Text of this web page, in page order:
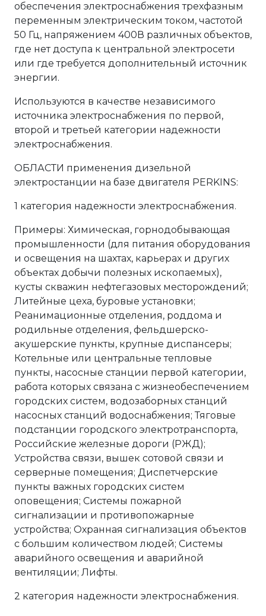
обеспечения электроснабжения трехфазным
переменным электрическим током, частотой
50 Гц, напряжением 400В различных объектов,
где нет доступа к центральной электросети
или где требуется дополнительный источник
энергии.
Используются в качестве независимого
источника электроснабжения по первой,
второй и третьей категории надежности
электроснабжения.
ОБЛАСТИ применения дизельной
электростанции на базе двигателя PERKINS:
1 категория надежности электроснабжения.
Примеры: Химическая, горнодобывающая
промышленности (для питания оборудования
и освещения на шахтах, карьерах и других
объектах добычи полезных ископаемых),
кусты скважин нефтегазовых месторождений;
Литейные цеха, буровые установки;
Реанимационные отделения, роддома и
родильные отделения, фельдшерско-
акушерские пункты, крупные диспансеры;
Котельные или центральные тепловые
пункты, насосные станции первой категории,
работа которых связана с жизнеобеспечением
городских систем, водозаборных станций
насосных станций водоснабжения; Тяговые
подстанции городского электротранспорта,
Российские железные дороги (РЖД);
Устройства связи, вышек сотовой связи и
серверные помещения; Диспетчерские
пункты важных городских систем
оповещения; Системы пожарной
сигнализации и противопожарные
устройства; Охранная сигнализация объектов
с большим количеством людей; Системы
аварийного освещения и аварийной
вентиляции; Лифты.
2 категория надежности электроснабжения.